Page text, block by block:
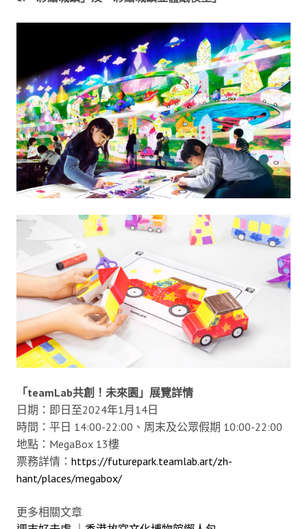
「teamLab共創！未來園」展覽詳情
日期：即日至2024年1月14日
時間：平日 14:00-22:00、周末及公眾假期 10:00-22:00
地點：MegaBox 13樓
票務詳情： https://futurepark.teamlab.art/zh-
hant/places/megabox/
更多相關文章